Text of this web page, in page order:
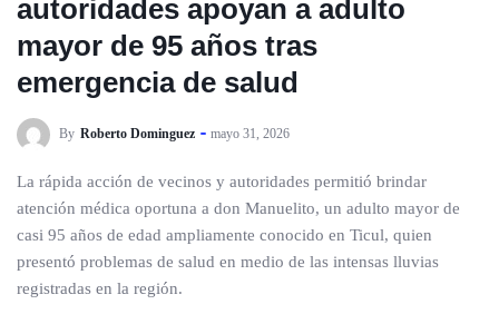
autoridades apoyan a adulto
mayor de 95 años tras
emergencia de salud
By Roberto Dominguez mayo 31, 2026
La rápida acción de vecinos y autoridades permitió brindar
atención médica oportuna a don Manuelito, un adulto mayor de
casi 95 años de edad ampliamente conocido en Ticul, quien
presentó problemas de salud en medio de las intensas lluvias
registradas en la región.